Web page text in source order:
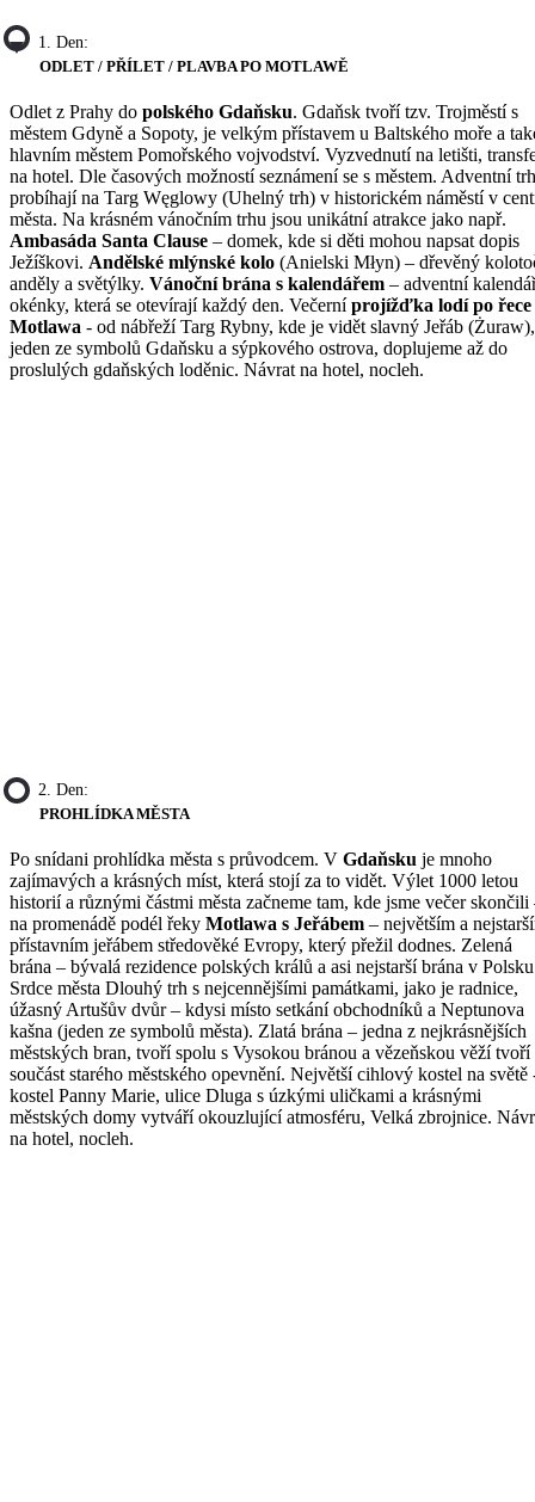
1. Den:
ODLET / PŘÍLET / PLAVBA PO MOTLAWĚ
Odlet z Prahy do polského Gdaňsku. Gdaňsk tvoří tzv. Trojměstí s
městem Gdyně a Sopoty, je velkým přístavem u Baltského moře a
hlavním městem Pomořského vojvodství. Vyzvednutí na letišti,
na hotel. Dle časových možností seznámení se s městem. Adventní
probíhají na Targ Węglowy (Uhelný trh) v historickém náměstí v
města. Na krásném vánočním trhu jsou unikátní atrakce jako např.
Ambasáda Santa Clause – domek, kde si děti mohou napsat dopis
Ježíškovi. Andělské mlýnské kolo (Anielski Młyn) – dřevěný
anděly a světýlky. Vánoční brána s kalendářem – adventní
okénky, která se otevírají každý den. Večerníprojížďka lodí po řece
Motlawa - od nábřeží Targ Rybny, kde je vidět slavný Jeřáb (Żuraw),
jeden ze symbolů Gdaňsku a sýpkového ostrova, doplujeme až do
proslulých gdaňských loděnic. Návrat na hotel, nocleh.
2. Den:
PROHLÍDKA MĚSTA
Po snídani prohlídka města s průvodcem. V Gdaňsku je mnoho
zajímavých a krásných míst, která stojí za to vidět. Výlet 1000 letou
historií a různými částmi města začneme tam, kde jsme večer skončili
na promenádě podél řeky Motlawa s Jeřábem – největším a
přístavním jeřábem středověké Evropy, který přežil dodnes. Zelená
brána – bývalá rezidence polských králů a asi nejstarší brána v
Srdce města Dlouhý trh s nejcennějšími památkami, jako je radnice,
úžasný Artušův dvůr – kdysi místo setkání obchodníků a Neptunova
kašna (jeden ze symbolů města). Zlatá brána – jedna z nejkrásnějších
městských bran, tvoří spolu s Vysokou bránou a vězeňskou věží tvoří
součást starého městského opevnění. Největší cihlový kostel na světě
kostel Panny Marie, ulice Dluga s úzkými uličkami a krásnými
městských domy vytváří okouzlující atmosféru, Velká zbrojnice.
na hotel, nocleh.